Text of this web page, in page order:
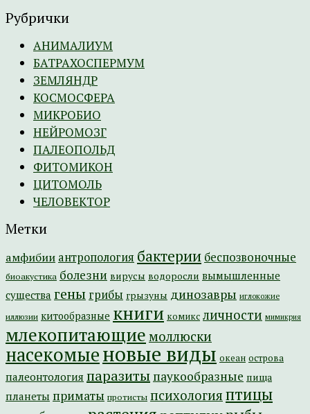
Рубрички
АНИМАЛИУМ
БАТРАХОСПЕРМУМ
ЗЕМЛЯНДР
КОСМОСФЕРА
МИКРОБИО
НЕЙРОМОЗГ
ПАЛЕОПОЛЬД
ФИТОМИКОН
ЦИТОМОЛЬ
ЧЕЛОВЕКТОР
Метки
амфибии антропология бактерии беспозвоночные
биоакустика болезни вирусы водоросли вымышленные
существа гены грибы грызуны динозавры иглокожие
иллюзии китообразные книги комикс личности мимикрия
млекопитающие моллюски
насекомыеновые виды океан острова
палеонтология паразиты паукообразные пища
планеты приматы протисты психология птицы